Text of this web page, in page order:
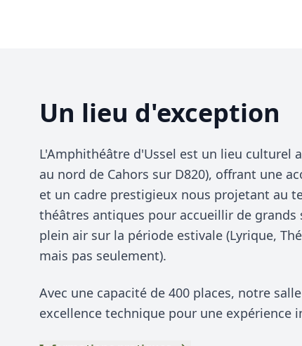
Un lieu d'exception
L'Amphithéâtre d'Ussel est un lieu culturel
au nord de Cahors sur D820), offrant une
et un cadre prestigieux nous projetant au
théâtres antiques pour accueillir de grands
plein air sur la période estivale (Lyrique,
mais pas seulement).
Avec une capacité de 400 places, notre
excellence technique pour une expérience